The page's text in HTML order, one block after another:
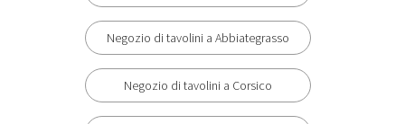
Negozio di tavolini a Abbiategrasso
Negozio di tavolini a Corsico